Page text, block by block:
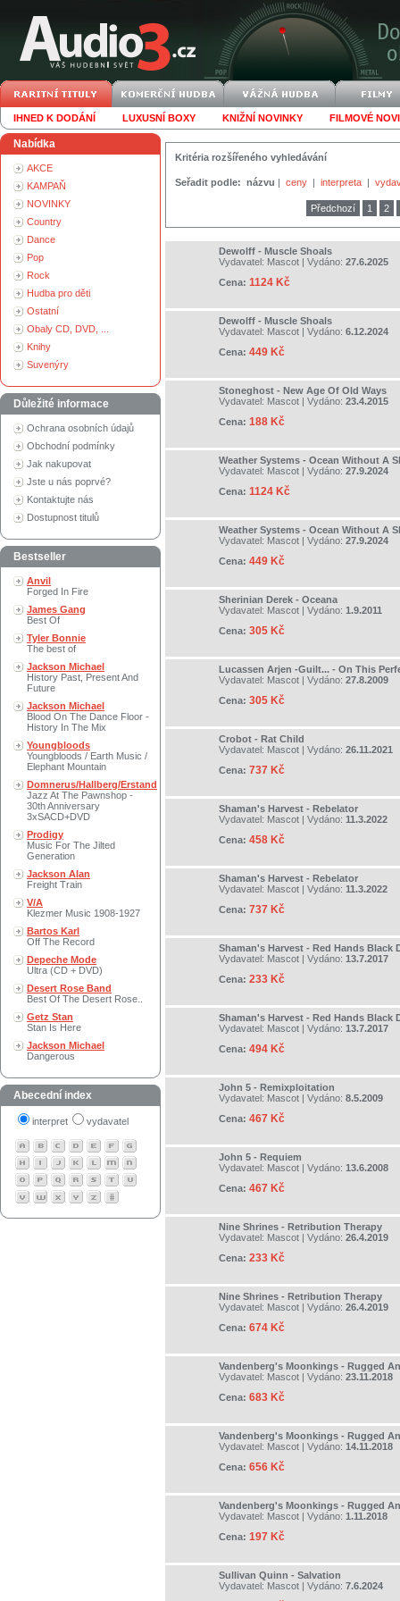
IHNED K DODÁNÍ LUXUSNÍ BOXY KNIŽNÍ NOVINKY FILMOVÉ
Nabídka
AKCE
KAMPAŇ
NOVINKY
Country
Dance
Pop
Rock
Hudba pro děti
Ostatní
Obaly CD, DVD, ...
Knihy
Suvenýry
Důležité informace
Ochrana osobních údajů
Obchodní podmínky
Jak nakupovat
Jste u nás poprvé?
Kontaktujte nás
Dostupnost titulů
Bestseller
Anvil
Forged In Fire
James Gang
Best Of
Tyler Bonnie
The best of
Jackson Michael
History Past, Present And
Future
Jackson Michael
Blood On The Dance Floor -
History In The Mix
Youngbloods
Youngbloods / Earth Music /
Elephant Mountain
Domnerus/Hallberg/Erstand
Jazz At The Pawnshop -
30th Anniversary
3xSACD+DVD
Prodigy
Music For The Jilted
Generation
Jackson Alan
Freight Train
V/A
Klezmer Music 1908-1927
Bartos Karl
Off The Record
Depeche Mode
Ultra (CD + DVD)
Desert Rose Band
Best Of The Desert Rose..
Getz Stan
Stan Is Here
Jackson Michael
Dangerous
Abecední index
interpret vydavatel
Kritéria rozšířeného vyhledávání
Seřadit podle: názvu | ceny | interpreta |
Předchozí 1 2
Dewolff - Muscle Shoals
Vydavatel: Mascot | Vydáno: 27.6.2025
Cena: 1124 Kč
Dewolff - Muscle Shoals
Vydavatel: Mascot | Vydáno: 6.12.2024
Cena: 449 Kč
Stoneghost - New Age Of Old Ways
Vydavatel: Mascot | Vydáno: 23.4.2015
Cena: 188 Kč
Weather Systems - Ocean Without A
Vydavatel: Mascot | Vydáno: 27.9.2024
Cena: 1124 Kč
Weather Systems - Ocean Without A
Vydavatel: Mascot | Vydáno: 27.9.2024
Cena: 449 Kč
Sherinian Derek - Oceana
Vydavatel: Mascot | Vydáno: 1.9.2011
Cena: 305 Kč
Lucassen Arjen -Guilt... - On This
Vydavatel: Mascot | Vydáno: 27.8.2009
Cena: 305 Kč
Crobot - Rat Child
Vydavatel: Mascot | Vydáno: 26.11.2021
Cena: 737 Kč
Shaman's Harvest - Rebelator
Vydavatel: Mascot | Vydáno: 11.3.2022
Cena: 458 Kč
Shaman's Harvest - Rebelator
Vydavatel: Mascot | Vydáno: 11.3.2022
Cena: 737 Kč
Shaman's Harvest - Red Hands Black
Vydavatel: Mascot | Vydáno: 13.7.2017
Cena: 233 Kč
Shaman's Harvest - Red Hands Black
Vydavatel: Mascot | Vydáno: 13.7.2017
Cena: 494 Kč
John 5 - Remixploitation
Vydavatel: Mascot | Vydáno: 8.5.2009
Cena: 467 Kč
John 5 - Requiem
Vydavatel: Mascot | Vydáno: 13.6.2008
Cena: 467 Kč
Nine Shrines - Retribution Therapy
Vydavatel: Mascot | Vydáno: 26.4.2019
Cena: 233 Kč
Nine Shrines - Retribution Therapy
Vydavatel: Mascot | Vydáno: 26.4.2019
Cena: 674 Kč
Vandenberg's Moonkings - Rugged
Vydavatel: Mascot | Vydáno: 23.11.2018
Cena: 683 Kč
Vandenberg's Moonkings - Rugged
Vydavatel: Mascot | Vydáno: 14.11.2018
Cena: 656 Kč
Vandenberg's Moonkings - Rugged
Vydavatel: Mascot | Vydáno: 1.11.2018
Cena: 197 Kč
Sullivan Quinn - Salvation
Vydavatel: Mascot | Vydáno: 7.6.2024